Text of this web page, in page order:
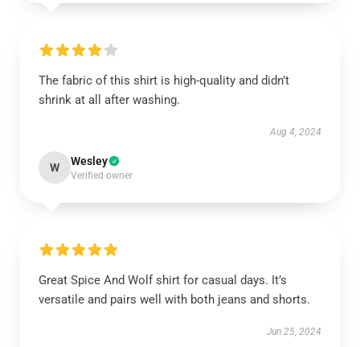
The fabric of this shirt is high-quality and didn’t
shrink at all after washing.
Aug 4, 2024
W Wesley
Verified owner
Great Spice And Wolf shirt for casual days. It’s
versatile and pairs well with both jeans and shorts.
Jun 25, 2024